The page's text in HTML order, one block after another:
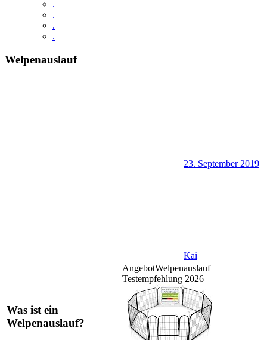
.
.
.
.
Welpenauslauf
23. September 2019
Kai
Was ist ein
Welpenauslauf?
AngebotWelpenauslauf
Testempfehlung 2026